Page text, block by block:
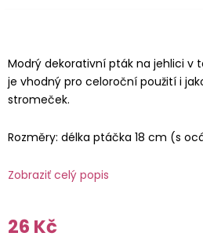
Modrý dekorativní pták na jehlici v
je vhodný pro celoroční použití i
stromeček.
Rozměry: délka ptáčka 18 cm (s
Zobraziť celý popis
26 Kč